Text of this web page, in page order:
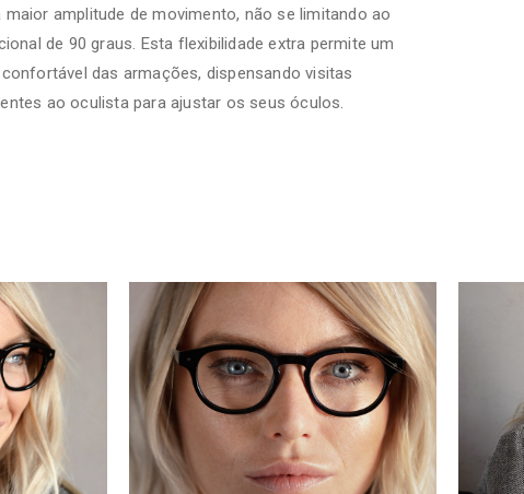
maior amplitude de movimento, não se limitando ao
de 90 graus. Esta flexibilidade extra permite um
das armações, dispensando visitas
ao oculista para ajustar os seus óculos.